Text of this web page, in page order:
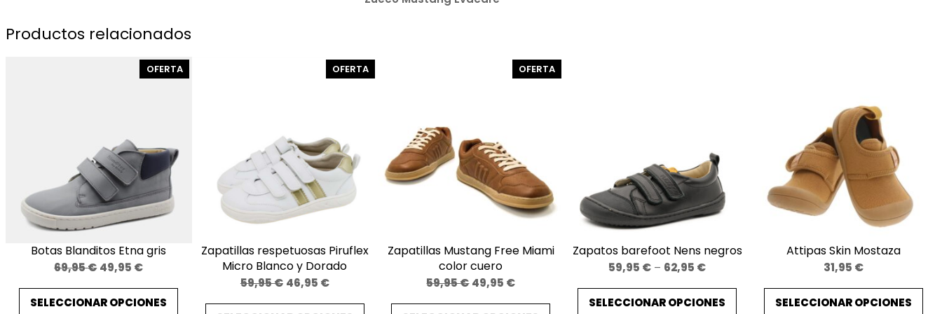
i
Z
u
n
Productos relacionados
OFERTAPRODUCTO
EN
Botas Blanditos Etna gris
69,95€ El
precio
original
49,95 €El
precio
actual
SELECCIONAR OPCIONES
OFERTAPRODUCTO
EN
Zapatillas respetuosas Piruflex
Micro Blanco y Dorado
59,95€ El
precio
46,95 €El
precio
OFERTAPRODUCTO
EN
Zapatillas Mustang Free Miami
color cuero
59,95€ El
precio
49,95 €El
precio
Zapatos barefoot Nens negros
59,95 € – 62,95 €Price
range:
59,95 €
SELECCIONAR OPCIONES
Attipas Skin Mostaza
31,95 €
SELECCIONAR OPCIONES